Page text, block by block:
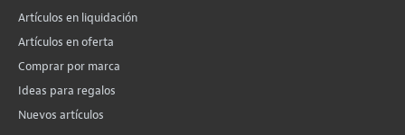
Artículos en liquidación
Artículos en oferta
Comprar por marca
Ideas para regalos
Nuevos artículos